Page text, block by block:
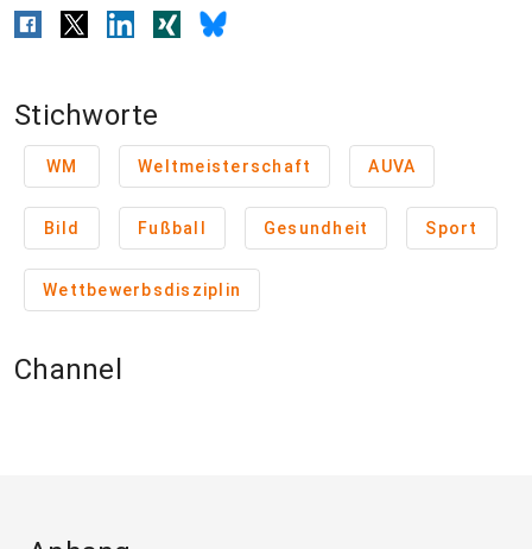
Stichworte
WM Weltmeisterschaft AUVA
Bild Fußball Gesundheit Sport
Wettbewerbsdisziplin
Channel